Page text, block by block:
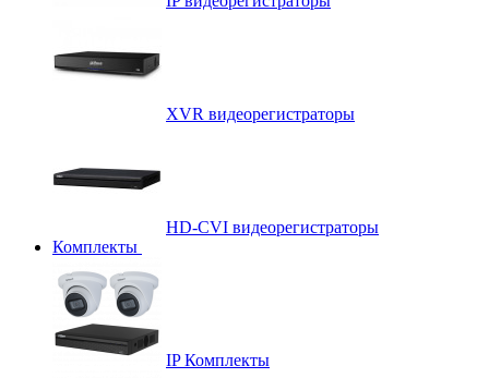
XVR видеорегистраторы
HD-CVI видеорегистраторы
Комплекты
IP Комплекты